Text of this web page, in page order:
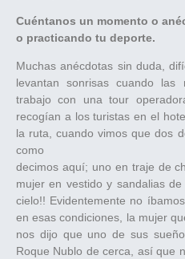
Cuéntanos un momento o
o practicando tu deporte.
Muchas anécdotas sin duda,
levantan sonrisas cuando
trabajo con una tour
recogían a los turistas en el
la ruta, cuando vimos que dos
como
decimos aquí; uno en traje de
mujer en vestido y sandalias
cielo!! Evidentemente no
en esas condiciones, la mujer
nos dijo que uno de sus
Roque Nublo de cerca, así que